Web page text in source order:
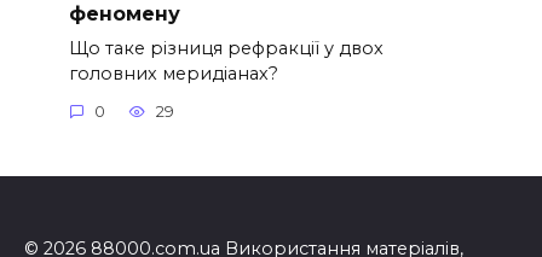
феномену
Що таке різниця рефракції у двох
головних меридіанах?
0 29
© 2026 88000.com.ua Використання матеріалів,